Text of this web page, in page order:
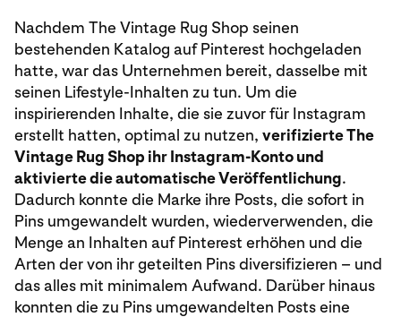
Nachdem The Vintage Rug Shop seinen
bestehenden Katalog auf Pinterest hochgeladen
hatte, war das Unternehmen bereit, dasselbe mit
seinen Lifestyle-Inhalten zu tun. Um die
inspirierenden Inhalte, die sie zuvor für Instagram
erstellt hatten, optimal zu nutzen, verifizierte The
Vintage Rug Shop ihr Instagram-Konto und
aktivierte die automatische Veröffentlichung.
Dadurch konnte die Marke ihre Posts, die sofort in
Pins umgewandelt wurden, wiederverwenden, die
Menge an Inhalten auf Pinterest erhöhen und die
Arten der von ihr geteilten Pins diversifizieren – und
das alles mit minimalem Aufwand. Darüber hinaus
konnten die zu Pins umgewandelten Posts eine